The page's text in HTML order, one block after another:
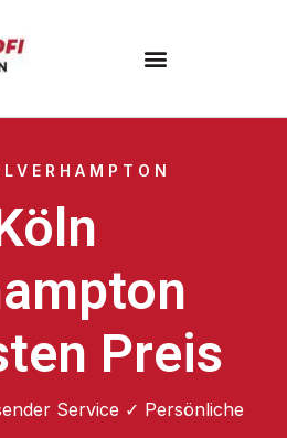
Preis
Service ✓ Persönliche